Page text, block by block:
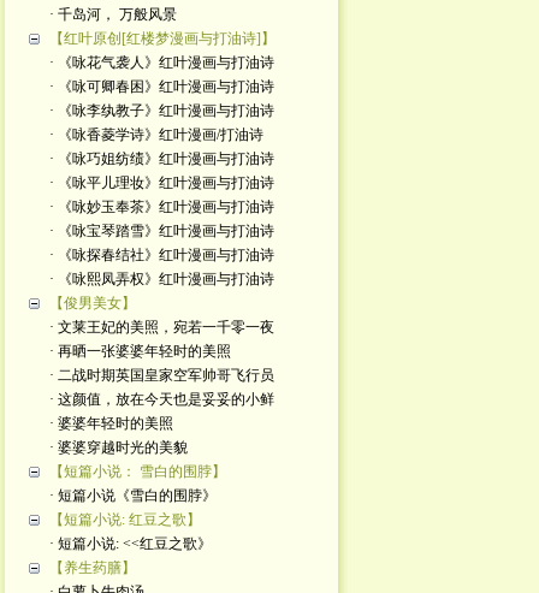
· 千岛河， 万般风景
【红叶原创[红楼梦漫画与打油诗]】
· 《咏花气袭人》红叶漫画与打油诗
· 《咏可卿春困》红叶漫画与打油诗
· 《咏李纨教子》红叶漫画与打油诗
· 《咏香菱学诗》红叶漫画/打油诗
· 《咏巧姐纺绩》红叶漫画与打油诗
· 《咏平儿理妆》红叶漫画与打油诗
· 《咏妙玉奉茶》红叶漫画与打油诗
· 《咏宝琴踏雪》红叶漫画与打油诗
· 《咏探春结社》红叶漫画与打油诗
· 《咏熙凤弄权》红叶漫画与打油诗
【俊男美女】
· 文莱王妃的美照，宛若一千零一夜
· 再晒一张婆婆年轻时的美照
· 二战时期英国皇家空军帅哥飞行员
· 这颜值，放在今天也是妥妥的小鲜
· 婆婆年轻时的美照
· 婆婆穿越时光的美貌
【短篇小说： 雪白的围脖】
· 短篇小说《雪白的围脖》
【短篇小说: 红豆之歌】
· 短篇小说: <<红豆之歌》
【养生药膳】